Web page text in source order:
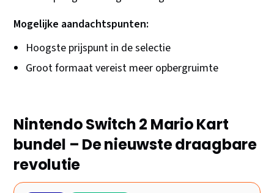
Mogelijke aandachtspunten:
Hoogste prijspunt in de selectie
Groot formaat vereist meer opbergruimte
Nintendo Switch 2 Mario Kart
bundel – De nieuwste draagbare
revolutie